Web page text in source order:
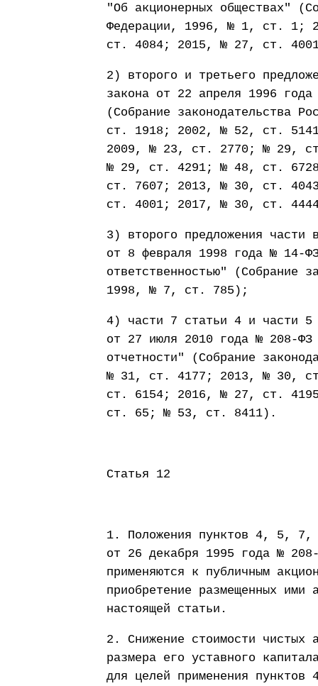
"Об акционерных обществах"
Федерации, 1996, № 1, ст. 1;
ст. 4084; 2015, № 27, ст.
2) второго и третьего
закона от 22 апреля 1996
(Собрание законодательства
ст. 1918; 2002, № 52, ст.
2009, № 23, ст. 2770; № 29,
№ 29, ст. 4291; № 48, ст.
ст. 7607; 2013, № 30, ст.
ст. 4001; 2017, № 30, ст.
3) второго предложения части
от 8 февраля 1998 года № 14-
ответственностью" (Собрание
1998, № 7, ст. 785);
4) части 7 статьи 4 и части 5
от 27 июля 2010 года № 208-ФЗ
отчетности" (Собрание
№ 31, ст. 4177; 2013, № 30,
ст. 6154; 2016, № 27, ст.
ст. 65; № 53, ст. 8411).
Статья 12
1. Положения пунктов 4, 5, 7,
от 26 декабря 1995 года №
применяются к публичным
приобретение размещенных
настоящей статьи.
2. Снижение стоимости чистых
размера его уставного
для целей применения пунктов